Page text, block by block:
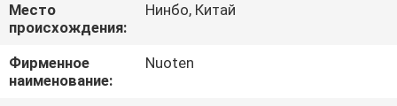
О
НАС
Место
происхождения:
Нинбо, Китай
Фирменное
наименование:
Nuoten